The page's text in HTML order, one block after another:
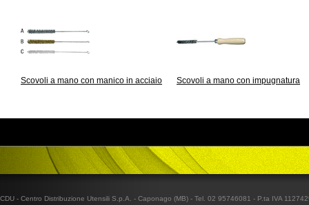
Scovoli a mano con manico in acciaio Scovoli a mano con impugnatura
CDU - Centro Distribuzione Utensili S.p.A. - Caponago (MB) - Tel. 02 95746081 - P.ta IVA